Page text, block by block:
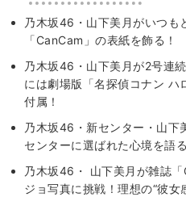
乃木坂46・山下美月がいつも
「CanCam」の表紙を飾る！
乃木坂46・山下美月が2号連
には劇場版「名探偵コナン ハ
付属！
乃木坂46・新センター・山下
センターに選ばれた心境を語る
乃木坂46・ 山下美月が雑誌
ジョ写真に挑戦！理想の“彼女